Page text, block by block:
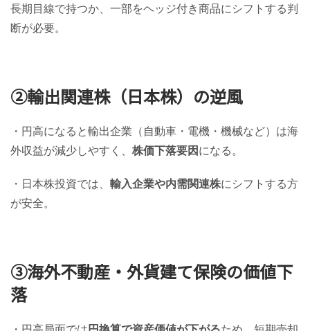
長期目線で持つか、一部をヘッジ付き商品にシフトする判
断が必要。
②輸出関連株（日本株）の逆風
・円高になると輸出企業（自動車・電機・機械など）は海
外収益が減少しやすく、 株価下落要因になる。
・日本株投資では、 輸入企業や内需関連株にシフトする方
が安全。
③海外不動産・外貨建て保険の価値下
落